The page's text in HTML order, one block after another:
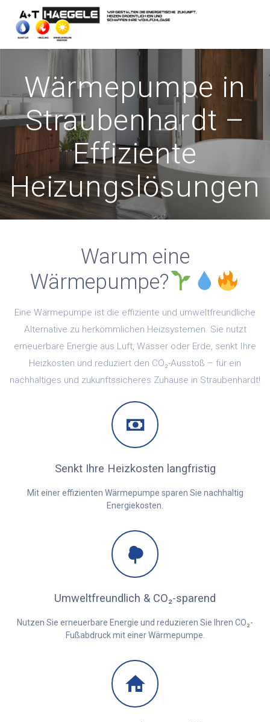
to
Wärmepumpe in
Straubenhardt –
Effiziente
Heizungslösungen
Warum eine
Wärmepumpe?
Eine Wärmepumpe ist die effiziente und umweltfreundliche
Alternative zu herkömmlichen Heizsystemen. Sie nutzt
erneuerbare Energie aus Luft, Wasser oder Erde, senkt Ihre
Heizkosten und reduziert den CO₂-Ausstoß – für ein
nachhaltiges und zukunftssicheres Zuhause in Straubenhardt!
Senkt Ihre Heizkosten langfristig
Mit einer effizienten Wärmepumpe sparen Sie nachhaltig
Energiekosten.
Umweltfreundlich & CO₂-sparend
Nutzen Sie erneuerbare Energie und reduzieren Sie Ihren CO₂-
Fußabdruck mit einer Wärmepumpe.